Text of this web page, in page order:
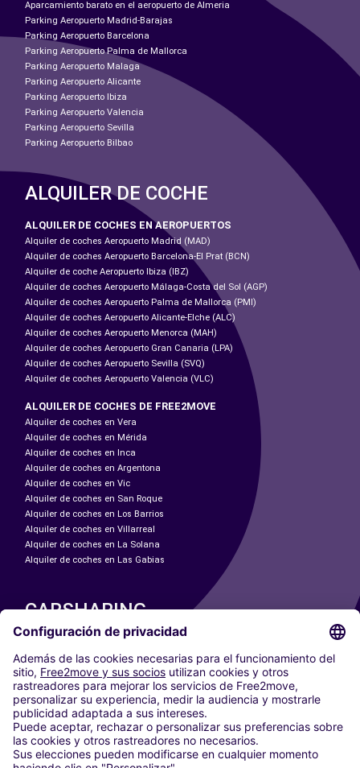
Aparcamiento barato en el aeropuerto de Almeria
Parking Aeropuerto Madrid-Barajas
Parking Aeropuerto Barcelona
Parking Aeropuerto Palma de Mallorca
Parking Aeropuerto Malaga
Parking Aeropuerto Alicante
Parking Aeropuerto Ibiza
Parking Aeropuerto Valencia
Parking Aeropuerto Sevilla
Parking Aeropuerto Bilbao
ALQUILER DE COCHE
ALQUILER DE COCHES EN AEROPUERTOS
Alquiler de coches Aeropuerto Madrid (MAD)
Alquiler de coches Aeropuerto Barcelona-El Prat (BCN)
Alquiler de coche Aeropuerto Ibiza (IBZ)
Alquiler de coches Aeropuerto Málaga-Costa del Sol (AGP)
Alquiler de coches Aeropuerto Palma de Mallorca (PMI)
Alquiler de coches Aeropuerto Alicante-Elche (ALC)
Alquiler de coches Aeropuerto Menorca (MAH)
Alquiler de coches Aeropuerto Gran Canaria (LPA)
Alquiler de coches Aeropuerto Sevilla (SVQ)
Alquiler de coches Aeropuerto Valencia (VLC)
ALQUILER DE COCHES DE FREE2MOVE
Alquiler de coches en Vera
Alquiler de coches en Mérida
Alquiler de coches en Inca
Alquiler de coches en Argentona
Alquiler de coches en Vic
Alquiler de coches en San Roque
Alquiler de coches en Los Barrios
Alquiler de coches en Villarreal
Alquiler de coches en La Solana
Alquiler de coches en Las Gabias
CARSHARING
NUESTRAS CIUDADES
Paris
Madrid
Washington DC
Milán
Roma
Turín
Viena
Berlín